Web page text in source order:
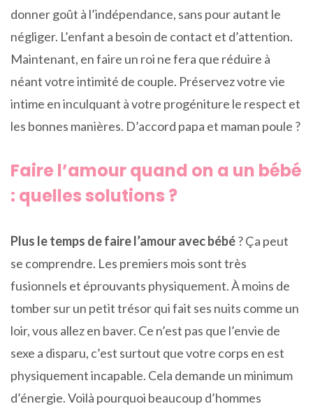
donner goût à l’indépendance, sans pour autant le
négliger. L’enfant a besoin de contact et d’attention.
Maintenant, en faire un roi ne fera que réduire à
néant votre intimité de couple. Préservez votre vie
intime en inculquant à votre progéniture le respect et
les bonnes manières. D’accord papa et maman poule ?
Faire l’amour quand on a un bébé
: quelles solutions ?
Plus le temps de faire l’amour avec bébé? Ça peut
se comprendre. Les premiers mois sont très
fusionnels et éprouvants physiquement. À moins de
tomber sur un petit trésor qui fait ses nuits comme un
loir, vous allez en baver. Ce n’est pas que l’envie de
sexe a disparu, c’est surtout que votre corps en est
physiquement incapable. Cela demande un minimum
d’énergie. Voilà pourquoi beaucoup d’hommes